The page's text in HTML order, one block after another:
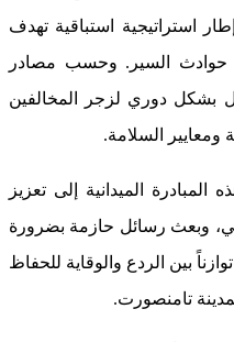
استراتيجية استباقية تهدف
حوادث السير. وحسب مصادر
بشكل دوري لزجر المخالفين
ومعايير السلامة.
الميدانية إلى تعزيز
وبعث رسائل حازمة بضرورة
بين الردع والوقاية للحفاظ
تامنصورت.